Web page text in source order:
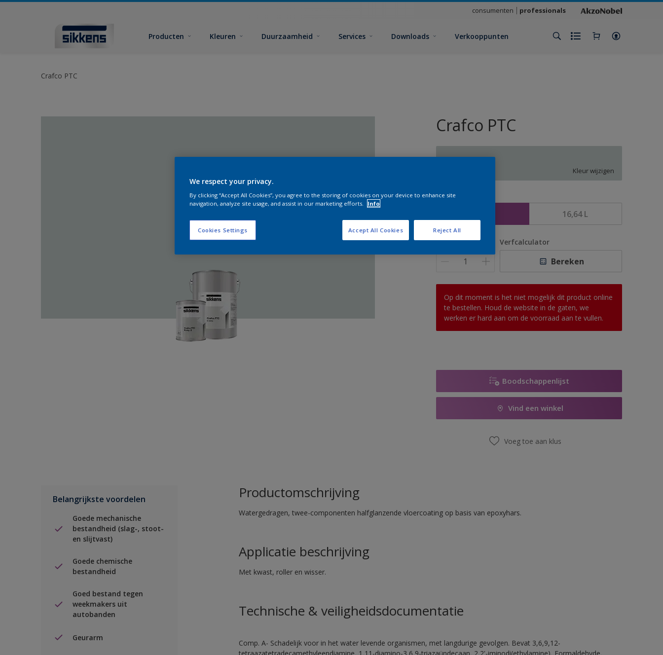
consumenten professionals
Producten Kleuren Duurzaamheid Services Downloads Verkooppunten
Crafco PTC
Crafco PTC
PN.02.77
Kleur wijzigen
Grootte
16,64 L
Aantal Verfcalculator
Bereken
Op dit moment is het niet mogelijk dit product online
te bestellen. Houd de website in de gaten, we
werken er hard aan om de voorraad aan te vullen.
Boodschappenlijst
Vind een winkel
Voeg toe aan klus
Belangrijkste voordelen
Goede mechanische
bestandheid (slag-, stoot-
en slijtvast)
Goede chemische
bestandheid
Goed bestand tegen
weekmakers uit
autobanden
Geurarm
Productomschrijving
Watergedragen, twee-componenten halfglanzende vloercoating op basis van epoxyhars.
Applicatie beschrijving
Met kwast, roller en wisser.
Technische & veiligheidsdocumentatie
Comp. A- Schadelijk voor in het water levende organismen, met langdurige gevolgen. Bevat 3,6,9,12-
We respect your privacy.
By clicking “Accept All Cookies”, you agree to the storing of cookies on your device to enhance site
navigation, analyze site usage, and assist in our marketing efforts.
Info
Cookies Settings Reject All
Accept All Cookies